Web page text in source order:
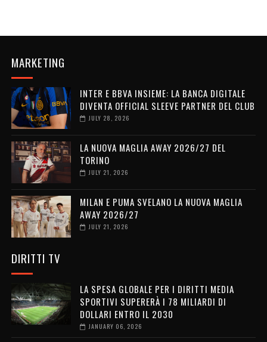
MARKETING
INTER E BBVA INSIEME: LA BANCA DIGITALE
DIVENTA OFFICIAL SLEEVE PARTNER DEL CLUB
JULY 28, 2026
LA NUOVA MAGLIA AWAY 2026/27 DEL
TORINO
JULY 21, 2026
MILAN E PUMA SVELANO LA NUOVA MAGLIA
AWAY 2026/27
JULY 21, 2026
DIRITTI TV
LA SPESA GLOBALE PER I DIRITTI MEDIA
SPORTIVI SUPERERÀ I 78 MILIARDI DI
DOLLARI ENTRO IL 2030
JANUARY 06, 2026